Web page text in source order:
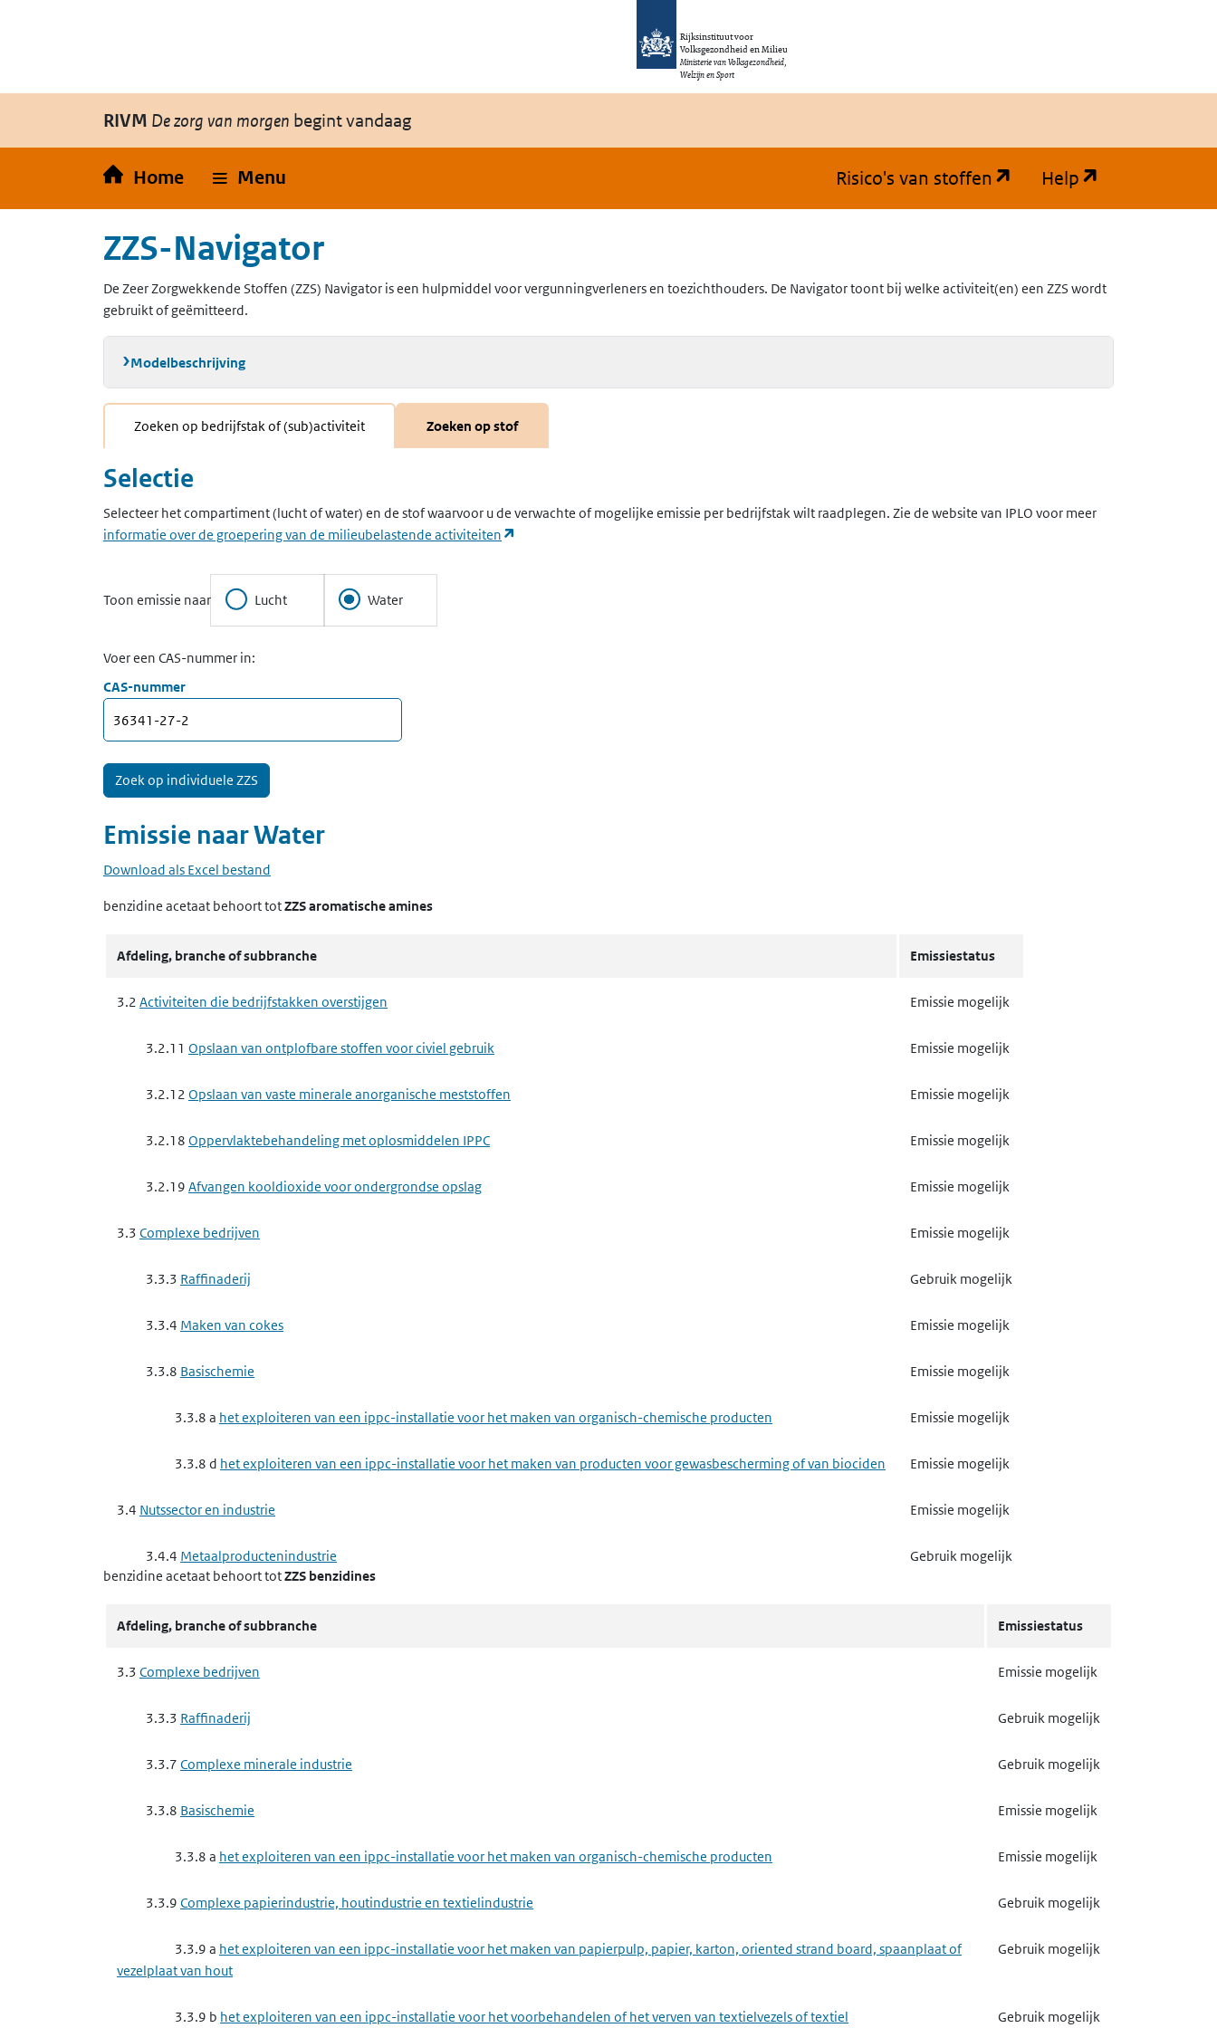
Rijksinstituut voor
Volksgezondheid en Milieu
Ministerie van Volksgezondheid,
Welzijn en Sport
RIVM De zorg van morgen begint vandaag
Home Menu Risico's van stoffen (opent in een nieuw
Help
ZZS-Navigator
De Zeer Zorgwekkende Stoffen (ZZS) Navigator is een hulpmiddel voor vergunningverleners en toezichthouders. De Navigator toont bij welke activiteit(en) een ZZS wordt
gebruikt of geëmitteerd.
Modelbeschrijving
Zoeken op bedrijfstak of (sub)activiteit Zoeken op stof
Selectie
Selecteer het compartiment (lucht of water) en de stof waarvoor u de verwachte of mogelijke emissie per bedrijfstak wilt raadplegen. Zie de website van IPLO voor meer
informatie over de groepering van de milieubelastende activiteiten
Toon emissie naar Lucht Water
Voer een CAS-nummer in:
CAS-nummer
Emissie naarWater
Download als Excel bestand
benzidine acetaat behoort totZZS aromatische amines
Afdeling, branche of subbranche Emissiestatus
3.2 Activiteiten die bedrijfstakken overstijgen Emissie mogelijk
3.2.11 Opslaan van ontplofbare stoffen voor civiel gebruik Emissie mogelijk
3.2.12 Opslaan van vaste minerale anorganische meststoffen Emissie mogelijk
3.2.18 Oppervlaktebehandeling met oplosmiddelen IPPC Emissie mogelijk
3.2.19 Afvangen kooldioxide voor ondergrondse opslag Emissie mogelijk
3.3 Complexe bedrijven Emissie mogelijk
3.3.3 Raffinaderij Gebruik mogelijk
3.3.4 Maken van cokes Emissie mogelijk
3.3.8 Basischemie Emissie mogelijk
3.3.8 a het exploiteren van een ippc-installatie voor het maken van organisch-chemische producten Emissie mogelijk
3.3.8 d het exploiteren van een ippc-installatie voor het maken van producten voor gewasbescherming of van biociden Emissie mogelijk
3.4 Nutssector en industrie Emissie mogelijk
3.4.4 Metaalproductenindustrie Gebruik mogelijk
3.4.9 ehet maken van producten van kunststof
3.4.11Scheepswerven Gebruik mogelijk
benzidine acetaat behoort totZZS benzidines
Afdeling, branche of subbranche Emissiestatus
3.3 Complexe bedrijven Emissie mogelijk
3.3.3 Raffinaderij Gebruik mogelijk
3.3.7 Complexe minerale industrie Gebruik mogelijk
3.3.8 Basischemie Emissie mogelijk
3.3.8 a het exploiteren van een ippc-installatie voor het maken van organisch-chemische producten Emissie mogelijk
3.3.9 Complexe papierindustrie, houtindustrie en textielindustrie Gebruik mogelijk
3.3.9 a het exploiteren van een ippc-installatie voor het maken van papierpulp, papier, karton, oriented strand board, spaanplaat of
vezelplaat van hout
Gebruik mogelijk
3.3.9 b het exploiteren van een ippc-installatie voor het voorbehandelen of het verven van textielvezels of textiel Gebruik mogelijk